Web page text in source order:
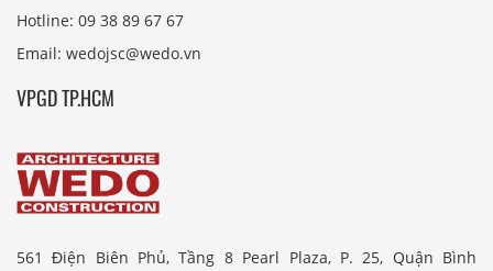
Hotline: 09 38 89 67 67
Email: wedojsc@wedo.vn
VPGD TP.HCM
561 Điện Biên Phủ, Tầng 8 Pearl Plaza, P. 25, Quận Bình